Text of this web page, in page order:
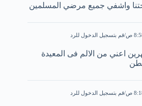
واشفي جميع مرضي المسلمين
قم بتسجيل الدخول للرد
اعني من الالم فى المعيدة
قم بتسجيل الدخول للرد